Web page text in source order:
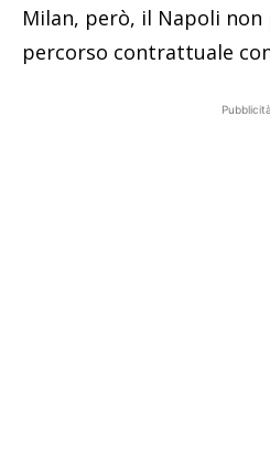
Milan, però, il Napoli
percorso contrattuale
Pubblicità